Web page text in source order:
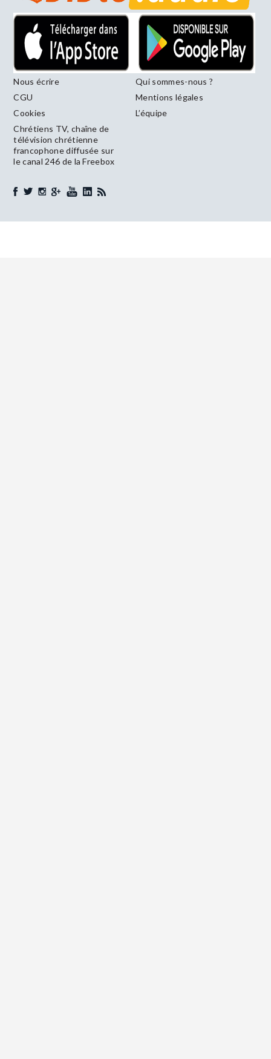
Nous écrire
Qui sommes-nous ?
CGU
Mentions légales
Cookies
L’équipe
Chrétiens TV, chaîne de
télévision chrétienne
francophone diffusée sur
le canal 246 de la Freebox